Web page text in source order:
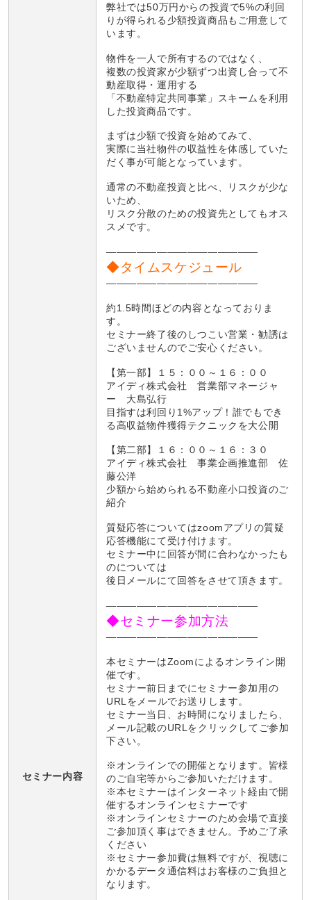
セミナー内容
弊社では50万円からの投資で5%の利回
りが得られる少額投資商品もご用意して
います。
物件を一人で所有するのではなく、
複数の投資家が少額ずつ出資し合って不
動産取得・運用する
「不動産特定共同事業」スキームを利用
した投資商品です。
まずは少額で投資を始めてみて、
実際に当社物件の収益性を体感していた
だく事が可能となっています。
通常の不動産投資と比べ、リスクが少な
いため、
リスク分散のための投資先としてもオス
スメです。
———————————————
◆タイムスケジュール
———————————————
約1.5時間ほどの内容となっておりま
す。
セミナー終了後のしつこい営業・勧誘は
ございませんのでご安心ください。
【第一部】１５：００～１６：００
アイディ株式会社 営業部マネージャ
ー 大島弘行
目指すは利回り1%アップ！誰でもでき
る高収益物件獲得テクニックを大公開
【第二部】１６：００～１６：３０
アイディ株式会社 事業企画推進部 佐
藤公洋
少額から始められる不動産小口投資のご
紹介
質疑応答についてはzoomアプリの質疑
応答機能にて受け付けます。
セミナー中に回答が間に合わなかったも
のについては
後日メールにて回答をさせて頂きます。
———————————————
◆セミナー参加方法
———————————————
本セミナーはZoomによるオンライン開
催です。
セミナー前日までにセミナー参加用の
URLをメールでお送りします。
セミナー当日、お時間になりましたら、
メール記載のURLをクリックしてご参加
下さい。
※オンラインでの開催となります。皆様
のご自宅等からご参加いただけます。
※本セミナーはインターネット経由で開
催するオンラインセミナーです
※オンラインセミナーのため会場で直接
ご参加頂く事はできません。予めご了承
ください
※セミナー参加費は無料ですが、視聴に
かかるデータ通信料はお客様のご負担と
なります。